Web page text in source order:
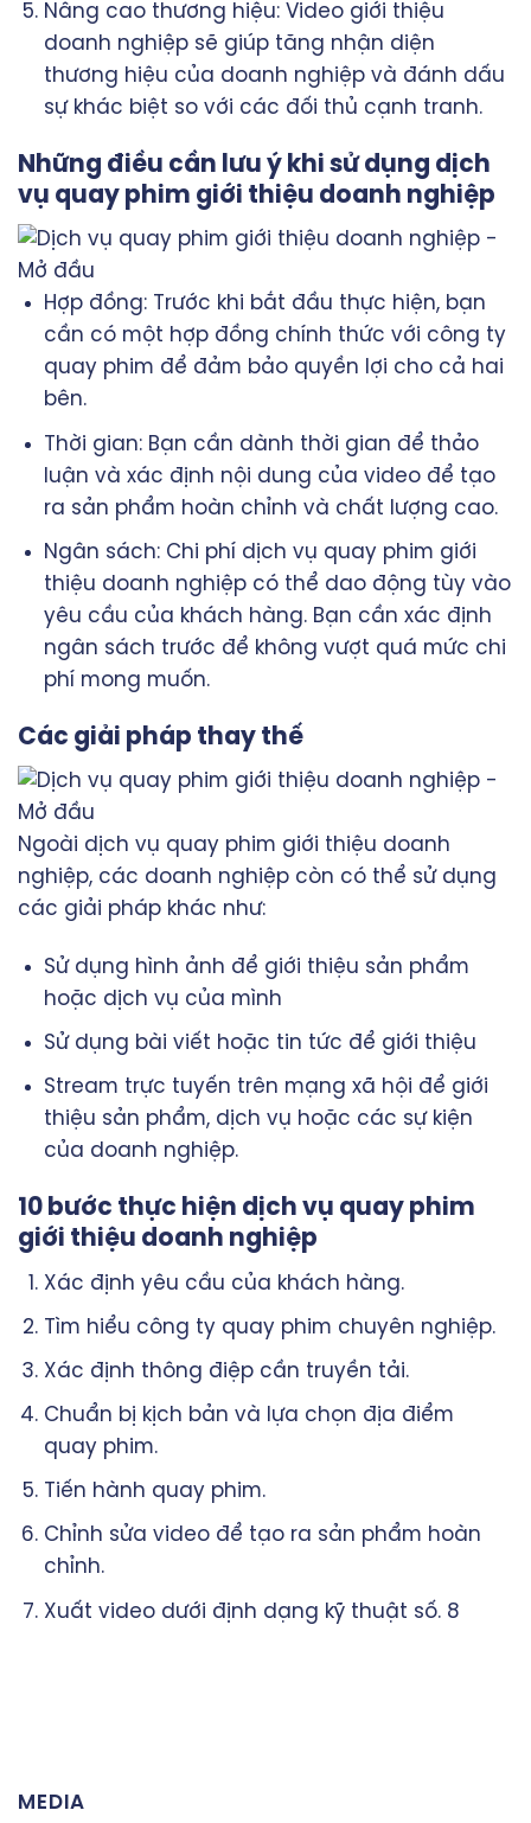
Nâng cao thương hiệu: Video giới thiệu
doanh nghiệp sẽ giúp tăng nhận diện
thương hiệu của doanh nghiệp và đánh dấu
sự khác biệt so với các đối thủ cạnh tranh.
Những điều cần lưu ý khi sử dụng dịch
vụ quay phim giới thiệu doanh nghiệp
Hợp đồng: Trước khi bắt đầu thực hiện, bạn
cần có một hợp đồng chính thức với công ty
quay phim để đảm bảo quyền lợi cho cả hai
bên.
Thời gian: Bạn cần dành thời gian để thảo
luận và xác định nội dung của video để tạo
ra sản phẩm hoàn chỉnh và chất lượng cao.
Ngân sách: Chi phí dịch vụ quay phim giới
thiệu doanh nghiệp có thể dao động tùy vào
yêu cầu của khách hàng. Bạn cần xác định
ngân sách trước để không vượt quá mức chi
phí mong muốn.
Các giải pháp thay thế
Ngoài dịch vụ quay phim giới thiệu doanh
nghiệp, các doanh nghiệp còn có thể sử dụng
các giải pháp khác như:
Sử dụng hình ảnh để giới thiệu sản phẩm
hoặc dịch vụ của mình
Sử dụng bài viết hoặc tin tức để giới thiệu
Stream trực tuyến trên mạng xã hội để giới
thiệu sản phẩm, dịch vụ hoặc các sự kiện
của doanh nghiệp.
10 bước thực hiện dịch vụ quay phim
giới thiệu doanh nghiệp
Xác định yêu cầu của khách hàng.
Tìm hiểu công ty quay phim chuyên nghiệp.
Xác định thông điệp cần truyền tải.
Chuẩn bị kịch bản và lựa chọn địa điểm
quay phim.
Tiến hành quay phim.
Chỉnh sửa video để tạo ra sản phẩm hoàn
chỉnh.
Xuất video dưới định dạng kỹ thuật số. 8
MEDIA